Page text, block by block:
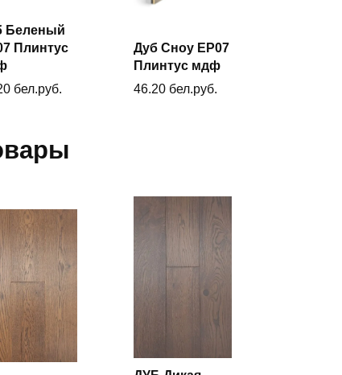
В
корзину
Беленый
Плинтус
бел.руб.
В
корзину
Дуб Сноу ЕP07
Плинтус мдф
46.20 бел.руб.